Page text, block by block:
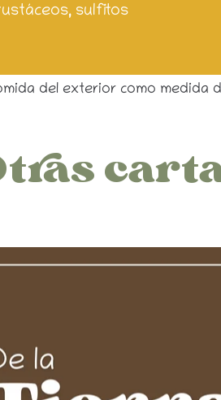
sulfitos
del exterior como medida